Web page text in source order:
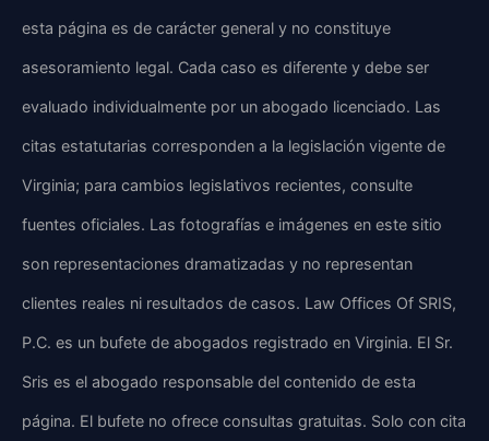
esta página es de carácter general y no constituye
asesoramiento legal. Cada caso es diferente y debe ser
evaluado individualmente por un abogado licenciado. Las
citas estatutarias corresponden a la legislación vigente de
Virginia; para cambios legislativos recientes, consulte
fuentes oficiales. Las fotografías e imágenes en este sitio
son representaciones dramatizadas y no representan
clientes reales ni resultados de casos. Law Offices Of SRIS,
P.C. es un bufete de abogados registrado en Virginia. El Sr.
Sris es el abogado responsable del contenido de esta
página. El bufete no ofrece consultas gratuitas. Solo con cita